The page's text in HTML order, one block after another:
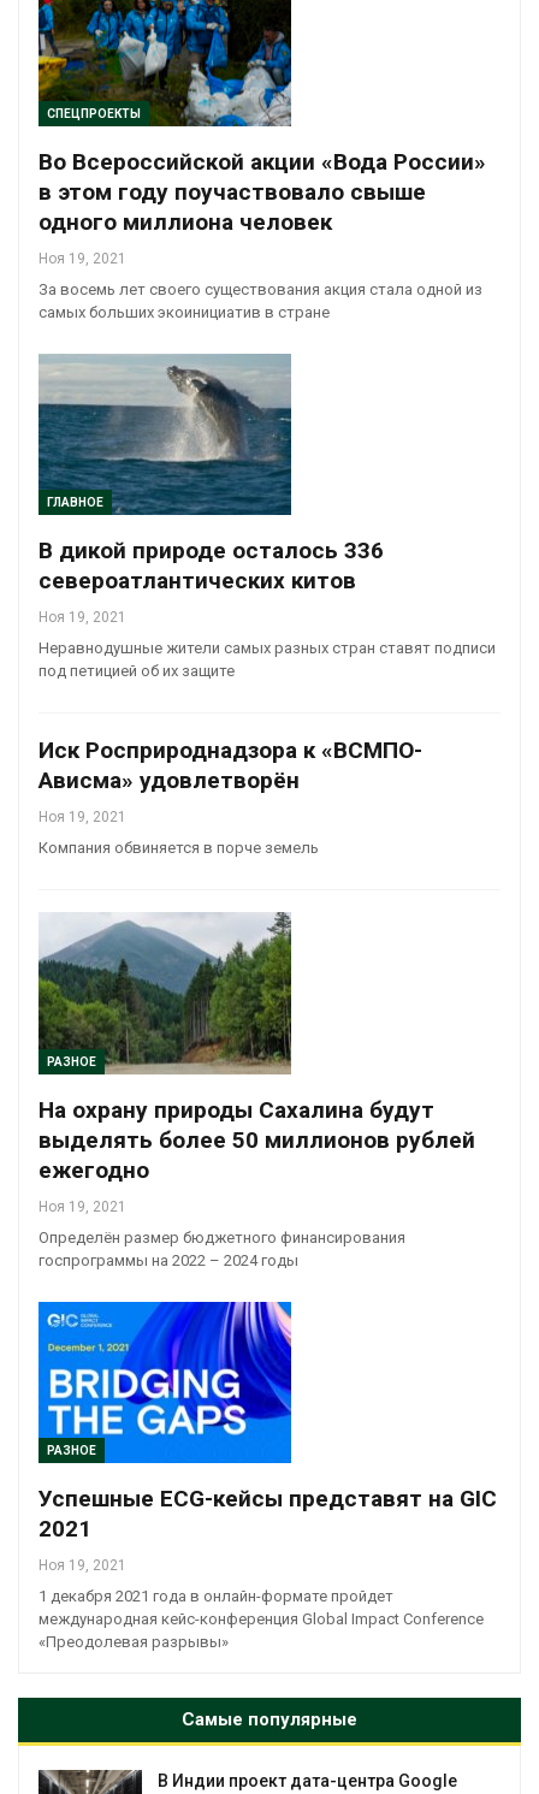
СПЕЦПРОЕКТЫ
Во Всероссийской акции «Вода России»
в этом году поучаствовало свыше
одного миллиона человек
Ноя 19, 2021
За восемь лет своего существования акция стала одной из
самых больших экоинициатив в стране
ГЛАВНОЕ
В дикой природе осталось 336
североатлантических китов
Ноя 19, 2021
Неравнодушные жители самых разных стран ставят подписи
под петицией об их защите
Иск Росприроднадзора к «ВСМПО-
Ависма» удовлетворён
Ноя 19, 2021
Компания обвиняется в порче земель
РАЗНОЕ
На охрану природы Сахалина будут
выделять более 50 миллионов рублей
ежегодно
Ноя 19, 2021
Определён размер бюджетного финансирования
госпрограммы на 2022 – 2024 годы
РАЗНОЕ
Успешные ECG-кейсы представят на GIC
2021
Ноя 19, 2021
1 декабря 2021 года в онлайн-формате пройдет
международная кейс-конференция Global Impact Conference
«Преодолевая разрывы»
Самые популярные
В Индии проект дата-центра Google